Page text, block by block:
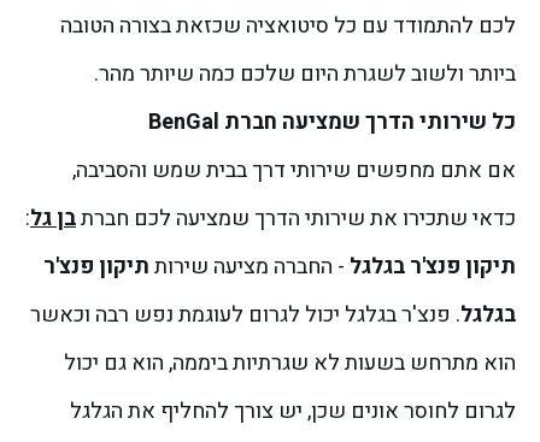
לכם להתמודד עם כל סיטואציה שכזאת בצורה הטובה
ביותר ולשוב לשגרת היום שלכם כמה שיותר מהר.
כל שירותי הדרך שמציעה חברת BenGal
אם אתם מחפשים שירותי דרך בבית שמש והסביבה,
כדאי שתכירו את שירותי הדרך שמציעה לכם חברתבן גל:
תיקון פנצ'ר בגלגל - החברה מציעה שירותתיקון פנצ'ר
בגלגל. פנצ'ר בגלגל יכול לגרום לעוגמת נפש רבה וכאשר
הוא מתרחש בשעות לא שגרתיות ביממה, הוא גם יכול
לגרום לחוסר אונים שכן, יש צורך להחליף את הגלגל